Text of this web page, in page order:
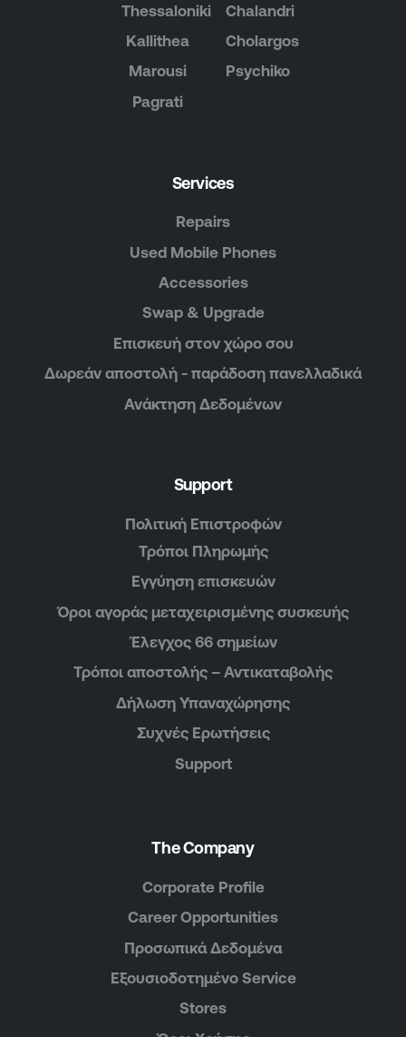
Thessaloniki
Kallithea
Marousi
Pagrati
Chalandri
Cholargos
Psychiko
Services
Repairs
Used Mobile Phones
Accessories
Swap & Upgrade
Επισκευή στον χώρο σου
Δωρεάν αποστολή - παράδοση πανελλαδικά
Ανάκτηση Δεδομένων
Support
Πολιτική Επιστροφών
Τρόποι Πληρωμής
Εγγύηση επισκευών
Όροι αγοράς μεταχειρισμένης συσκευής
Έλεγχος 66 σημείων
Τρόποι αποστολής – Αντικαταβολής
Δήλωση Υπαναχώρησης
Συχνές Ερωτήσεις
Support
The Company
Corporate Profile
Career Opportunities
Προσωπικά Δεδομένα
Εξουσιοδοτημένο Service
Stores